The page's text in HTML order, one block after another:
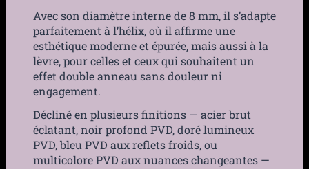
Avec son diamètre interne de 8 mm, il s’adapte
parfaitement à l’hélix, où il affirme une
esthétique moderne et épurée, mais aussi à la
lèvre, pour celles et ceux qui souhaitent un
effet double anneau sans douleur ni
engagement.
Décliné en plusieurs finitions — acier brut
éclatant, noir profond PVD, doré lumineux
PVD, bleu PVD aux reflets froids, ou
multicolore PVD aux nuances changeantes —